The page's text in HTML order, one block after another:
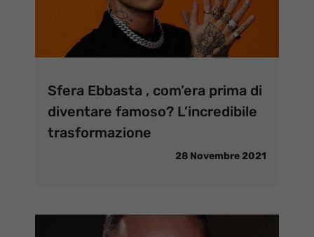
Sfera Ebbasta , com’era prima di
diventare famoso? L’incredibile
trasformazione
28 Novembre 2021